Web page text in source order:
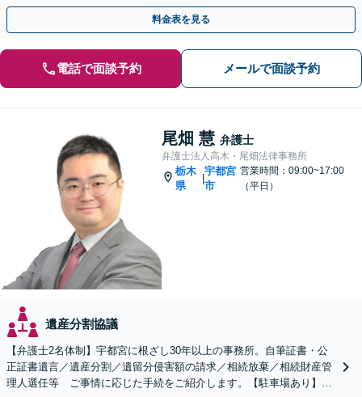
棄、使い込みなど、お気軽にご相談ください【完全個室】
料金表を見る
電話で面談予約 メールで面談予約
尾畑 慧 弁護士
弁護士法人高木・尾畑法律事務所
栃木
県
|
宇都宮
市
営業時間：09:00~17:00
（平日）
遺産分割協議
【弁護士2名体制】宇都宮に根ざし30年以上の事務所。自筆証書・公
正証書遺言／遺産分割／遺留分侵害額の請求／相続放棄／相続財産管
理人選任等 ご事情に応じた手続をご紹介します。【駐車場あり】